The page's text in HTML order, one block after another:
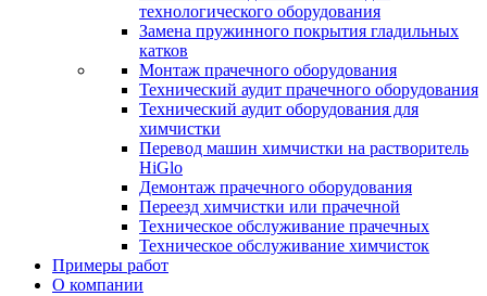
технологического оборудования
Замена пружинного покрытия гладильных
катков
Монтаж прачечного оборудования
Технический аудит прачечного оборудования
Технический аудит оборудования для
химчистки
Перевод машин химчистки на растворитель
HiGlo
Демонтаж прачечного оборудования
Переезд химчистки или прачечной
Техническое обслуживание прачечных
Техническое обслуживание химчисток
Примеры работ
О компании